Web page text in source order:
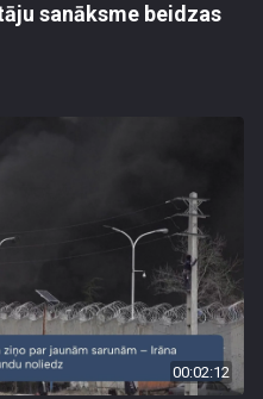
sanāksme beidzas
00:02:12